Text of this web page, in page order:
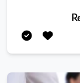
calidad de los